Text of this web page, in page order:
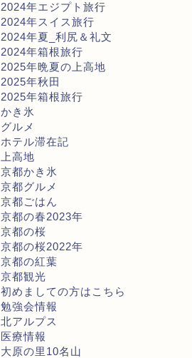
2024年エジプト旅行
2024年スイス旅行
2024年夏_利尻＆礼文
2024年箱根旅行
2025年晩夏の上高地
2025年秋田
2025年箱根旅行
かき氷
グルメ
ホテル滞在記
上高地
京都かき氷
京都グルメ
京都ごはん
京都の春2023年
京都の桜
京都の桜2022年
京都の紅葉
京都観光
初めましての方はこちら
勉強会情報
北アルプス
医療情報
大原の里10名山